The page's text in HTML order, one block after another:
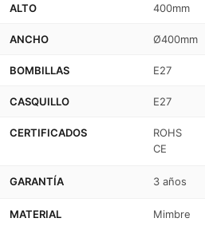
enchufe
-
enchufe
-
ALTO 400mm
ANCHO Ø400mm
BOMBILLAS E27
CASQUILLO E27
CERTIFICADOS
ROHS
CE
GARANTÍA 3 años
MATERIAL Mimbre